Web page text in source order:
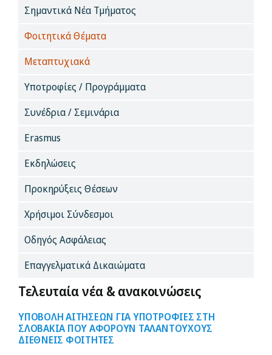
Σημαντικά Νέα Τμήματος
Φοιτητικά Θέματα
Μεταπτυχιακά
Υποτροφίες / Προγράμματα
Συνέδρια / Σεμινάρια
Erasmus
Εκδηλώσεις
Προκηρύξεις Θέσεων
Χρήσιμοι Σύνδεσμοι
Οδηγός Ασφάλειας
Επαγγελματικά Δικαιώματα
Τελευταία νέα & ανακοινώσεις
ΥΠΟΒΟΛΗ ΑΙΤΗΣΕΩΝ ΓΙΑ ΥΠΟΤΡΟΦΙΕΣ ΣΤΗ
ΣΛΟΒΑΚΙΑ ΠΟΥ ΑΦΟΡΟΥΝ ΤΑΛΑΝΤΟΥΧΟΥΣ
ΔΙΕΘΝΕΙΣ ΦΟΙΤΗΤΕΣ